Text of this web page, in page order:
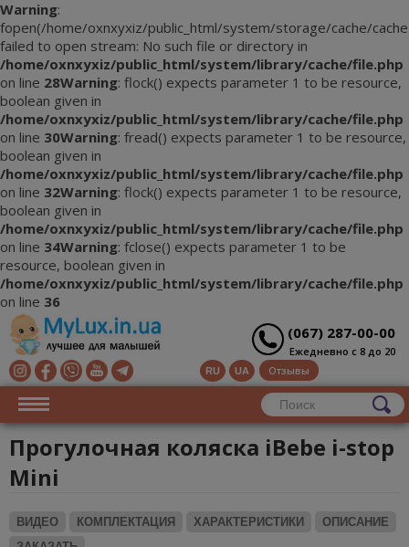
Warning:
fopen(/home/oxnxyxiz/public_html/system/storage/cache/
failed to open stream: No such file or directory in
/home/oxnxyxiz/public_html/system/library/cache/file.php
on line 28Warning: flock() expects parameter 1 to be resource,
boolean given in
/home/oxnxyxiz/public_html/system/library/cache/file.php
on line 30Warning: fread() expects parameter 1 to be resource,
boolean given in
/home/oxnxyxiz/public_html/system/library/cache/file.php
on line 32Warning: flock() expects parameter 1 to be resource,
boolean given in
/home/oxnxyxiz/public_html/system/library/cache/file.php
on line 34Warning: fclose() expects parameter 1 to be
resource, boolean given in
/home/oxnxyxiz/public_html/system/library/cache/file.php
on line 36
(067) 287-00-00
Ежедневно с 8 до 20
RU UA Отзывы
Прогулочная коляска iBebe i-stop
Mini
ВИДЕО КОМПЛЕКТАЦИЯ ХАРАКТЕРИСТИКИ
ОПИСАНИЕ